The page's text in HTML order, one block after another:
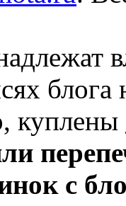
куплены
с